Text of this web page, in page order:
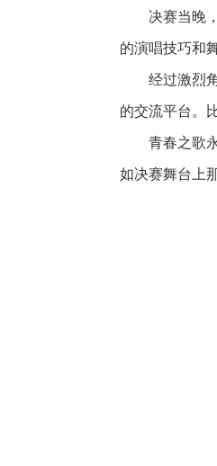
决赛当晚
的演唱技巧和
经过激烈
的交流平台。
青春之歌
如决赛舞台上